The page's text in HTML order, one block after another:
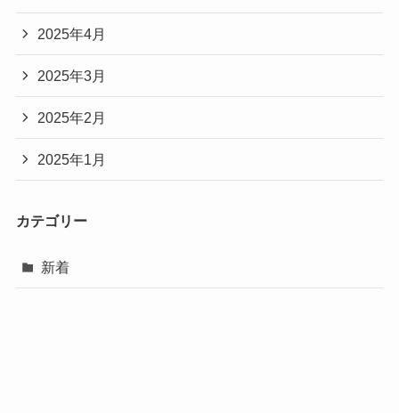
2025年4月
2025年3月
2025年2月
2025年1月
カテゴリー
新着